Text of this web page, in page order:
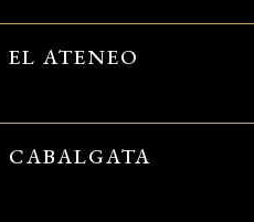
EL ATENEO
CABALGATA